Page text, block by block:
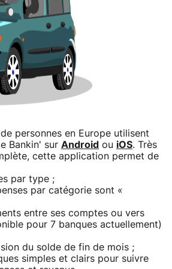
personnes en Europe utilisent
Bankin' sur Android ou iOS. Très
cette application permet de
par type ;
par catégorie sont «
entre ses comptes ou vers
pour 7 banques actuellement)
du solde de fin de mois ;
simples et clairs pour suivre